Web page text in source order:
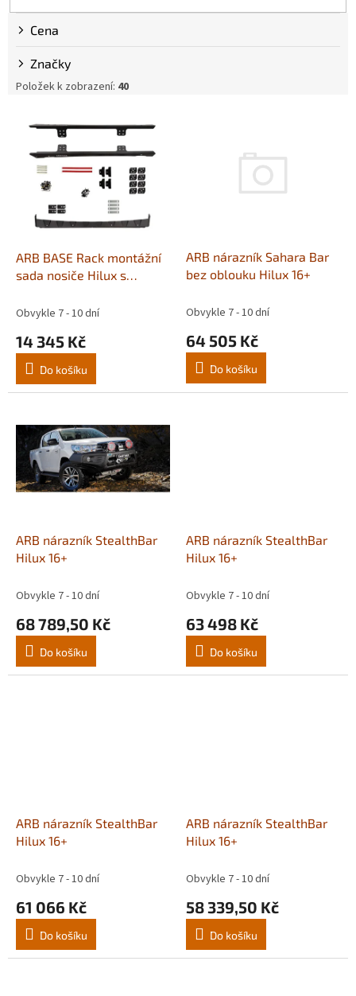
p
Cena
Značky
Položek k zobrazení: 40
ARB BASE Rack montážní
sada nosiče Hilux s
Obvykle 7 - 10 dní
14 345 Kč
Do košíku
ARB nárazník Sahara Bar
bez oblouku Hilux 16+
Obvykle 7 - 10 dní
64 505 Kč
Do košíku
ARB nárazník StealthBar
Hilux 16+
Obvykle 7 - 10 dní
68 789,50 Kč
Do košíku
ARB nárazník StealthBar
Hilux 16+
Obvykle 7 - 10 dní
63 498 Kč
Do košíku
ARB nárazník StealthBar
Hilux 16+
Obvykle 7 - 10 dní
61 066 Kč
Do košíku
ARB nárazník StealthBar
Hilux 16+
Obvykle 7 - 10 dní
58 339,50 Kč
Do košíku